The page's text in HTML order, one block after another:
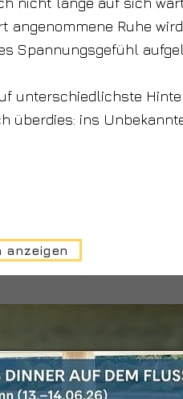
angenommene Ruhe
Spannungsgefühl
unterschiedlichste
überdies: ins
anzeigen